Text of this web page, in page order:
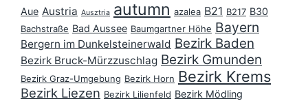
Aue Austria Ausztria autumn azalea B21 B217 B30
Bachstraße Bad Aussee Baumgartner Höhe Bayern
Bergern im Dunkelsteinerwald Bezirk Baden
Bezirk Bruck-Mürzzuschlag Bezirk Gmunden
Bezirk Graz-Umgebung Bezirk Horn Bezirk Krems
Bezirk Liezen Bezirk Lilienfeld Bezirk Mödling